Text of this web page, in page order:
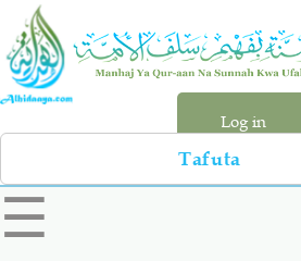
Skip
main
content
Log in
Search
left
sidebar
☰